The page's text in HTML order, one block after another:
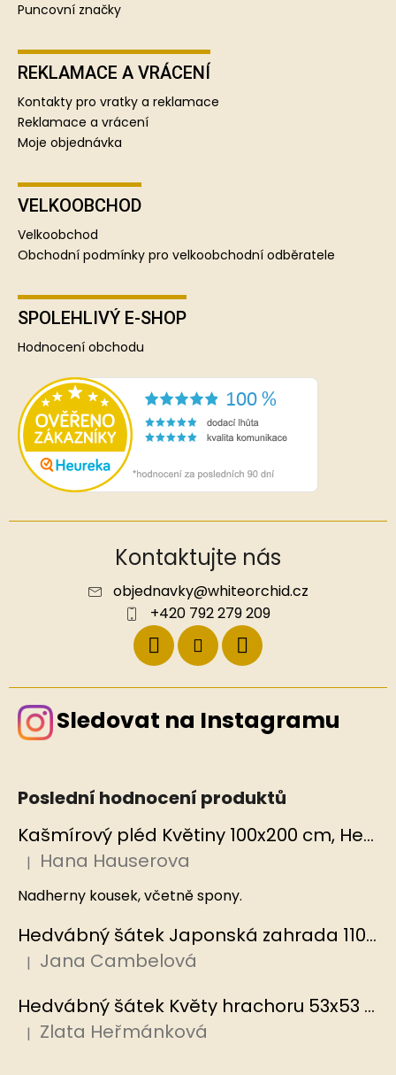
Puncovní značky
REKLAMACE A VRÁCENÍ
Kontakty pro vratky a reklamace
Reklamace a vrácení
Moje objednávka
VELKOOBCHOD
Velkoobchod
Obchodní podmínky pro velkoobchodní odběratele
SPOLEHLIVÝ E-SHOP
Hodnocení obchodu
Kontaktujte nás
objednavky@whiteorchid.cz
+420 792 279 209
Sledovat na Instagramu
Poslední hodnocení produktů
Kašmírový pléd Květiny 100x200 cm, Hedvábný svět
Hodnocení produktu je 5 z 5 hvězdiček.
| Hana Hauserova
Nadherny kousek, včetně spony.
Hedvábný šátek Japonská zahrada 110x110 cm v dárkovém balení, HEDVÁBNÝ SVĚT
Hodnocení produktu je 5 z 5 hvězdiček.
| Jana Cambelová
Hedvábný šátek Květy hrachoru 53x53 cm v dárkovém balení, HEDVÁBNÝ SVĚT
Hodnocení produktu je 5 z 5 hvězdiček.
| Zlata Heřmánková